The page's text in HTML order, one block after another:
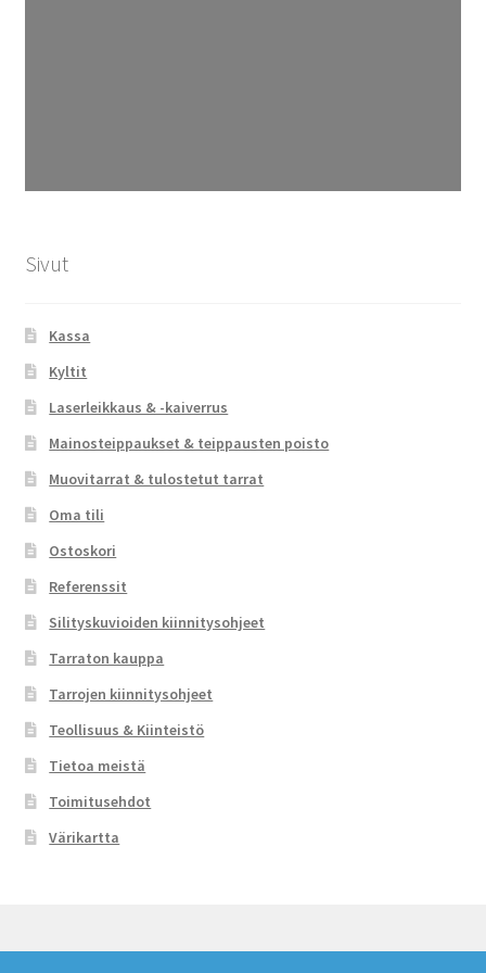
Sivut
Kassa
Kyltit
Laserleikkaus & -kaiverrus
Mainosteippaukset & teippausten poisto
Muovitarrat & tulostetut tarrat
Oma tili
Ostoskori
Referenssit
Silityskuvioiden kiinnitysohjeet
Tarraton kauppa
Tarrojen kiinnitysohjeet
Teollisuus & Kiinteistö
Tietoa meistä
Toimitusehdot
Värikartta